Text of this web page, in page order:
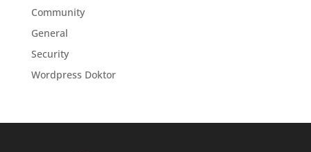
Community
General
Security
Wordpress Doktor